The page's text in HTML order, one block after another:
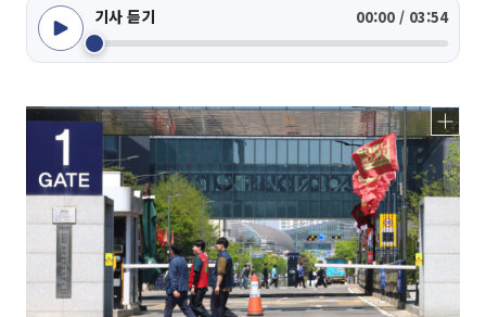
기사 듣기 00:00 / 03:54